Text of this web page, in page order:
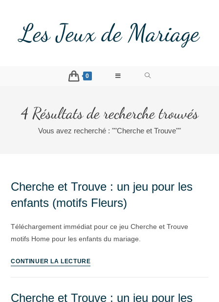
Les Jeux de Mariage
0
4 Résultats de recherche trouvés
Vous avez recherché : ""Cherche et Trouve""
Cherche et Trouve : un jeu pour les
enfants (motifs Fleurs)
Téléchargement immédiat pour ce jeu Cherche et Trouve
motifs Home pour les enfants du mariage.
CONTINUER LA LECTURE
Cherche et Trouve : un jeu pour les